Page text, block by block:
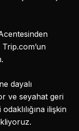
dayalı
ve seyahat geri
ilişkin